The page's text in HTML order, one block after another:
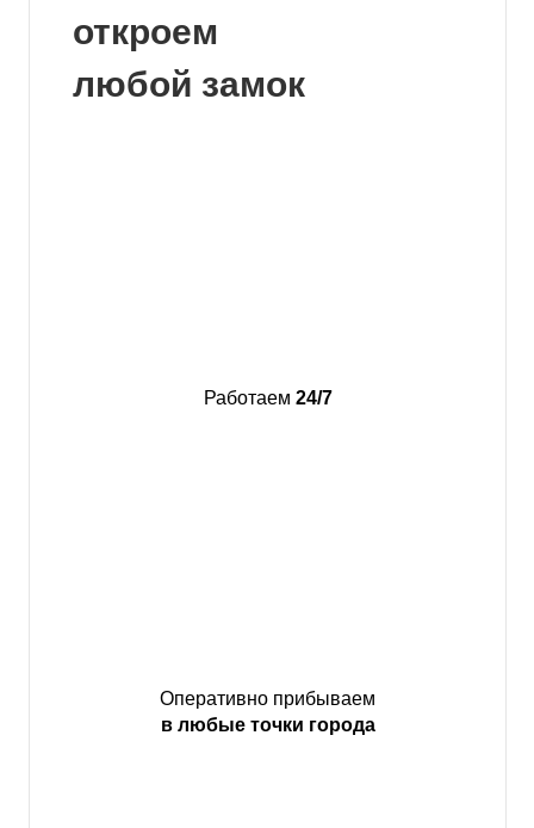
откроем
любой замок
Работаем 24/7
Оперативно прибываем
в любые точки города